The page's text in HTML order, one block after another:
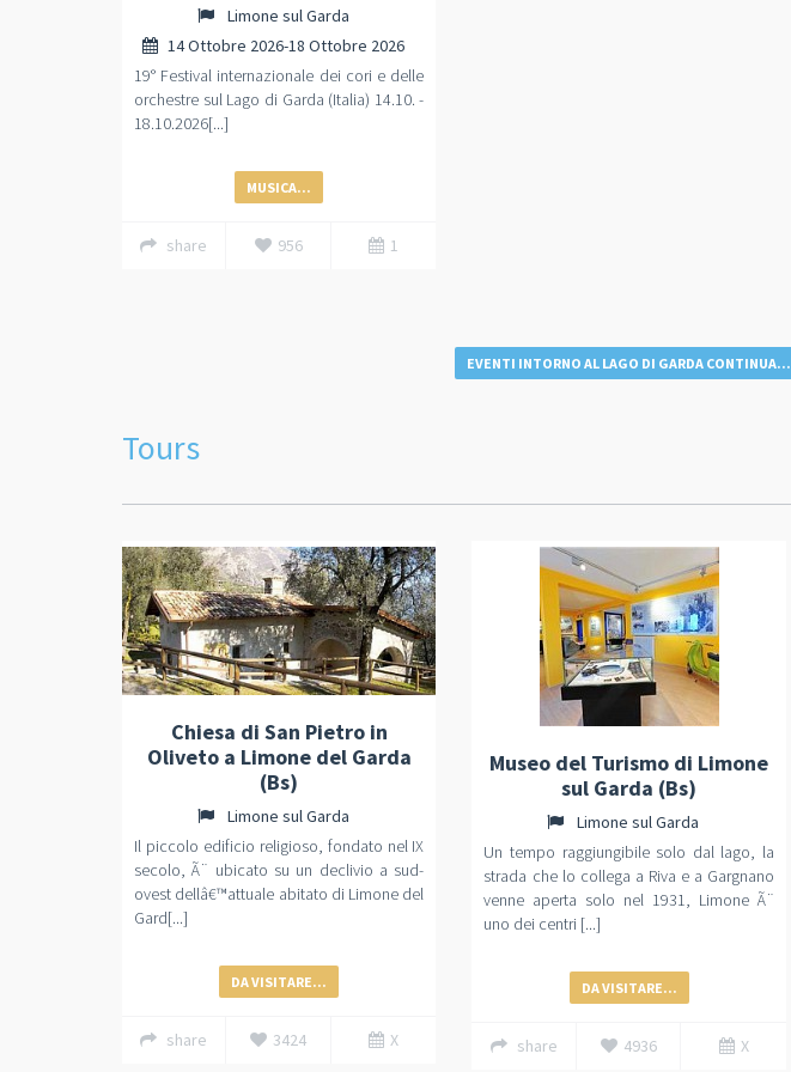
Limone sul Garda
14 Ottobre 2026-18 Ottobre 2026
19° Festival internazionale dei cori e delle
orchestre sul Lago di Garda (Italia) 14.10. -
18.10.2026[...]
MUSICA...
share 956 1
EVENTI INTORNO AL LAGO DI GARDA CONTINUA...
Tours
Chiesa di San Pietro in
Oliveto a Limone del Garda
(Bs)
Limone sul Garda
Il piccolo edificio religioso, fondato nel IX
secolo, Ã¨ ubicato su un declivio a sud-
ovest dellâ€™attuale abitato di Limone del
Gard[...]
DA VISITARE...
share 3424 X
Museo del Turismo di Limone
sul Garda (Bs)
Limone sul Garda
Un tempo raggiungibile solo dal lago, la
strada che lo collega a Riva e a Gargnano
venne aperta solo nel 1931, Limone Ã¨
uno dei centri [...]
DA VISITARE...
share 4936 X